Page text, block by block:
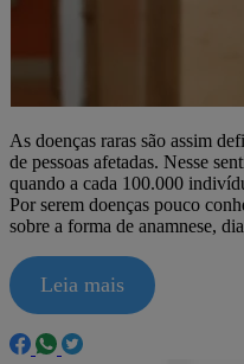
As doenças raras são assim
de pessoas afetadas. Nesse
quando a cada 100.000
Por serem doenças pouco
sobre a forma de anamnese,
Leia mais